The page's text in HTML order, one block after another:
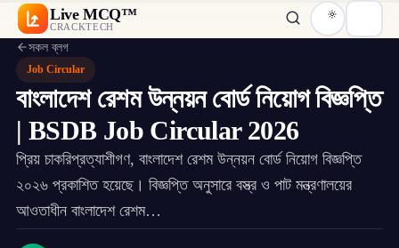
Live MCQ™
CRACKTECH
সকল ব্লগ
Job Circular
বাংলাদেশ রেশম উন্নয়ন বোর্ড নিয়োগ বিজ্ঞপ্তি
| BSDB Job Circular 2026
প্রিয় চাকরিপ্রত্যাশীগণ, বাংলাদেশ রেশম উন্নয়ন বোর্ড নিয়োগ বিজ্ঞপ্তি
২০২৬ প্রকাশিত হয়েছে। বিজ্ঞপ্তি অনুসারে বস্ত্র ও পাট মন্ত্রণালয়ের
আওতাধীন বাংলাদেশ রেশম…